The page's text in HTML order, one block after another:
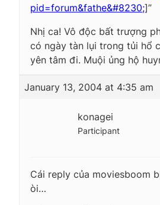
pid=forum&fathe&#8230;]”
Nhị ca! Vô độc bất trượng
có ngày tàn lụi trong tủi hổ
yên tâm đi. Muội ủng hộ
January 13, 2004 at 4:35 am
konagei
Participant
Cái reply của moviesboom
òi…